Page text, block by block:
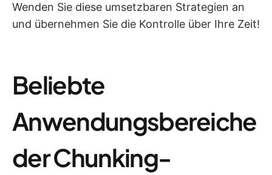
Wenden Sie diese umsetzbaren Strategien an
und übernehmen Sie die Kontrolle über Ihre Zeit!
Beliebte
Anwendungsbereiche
der Chunking-